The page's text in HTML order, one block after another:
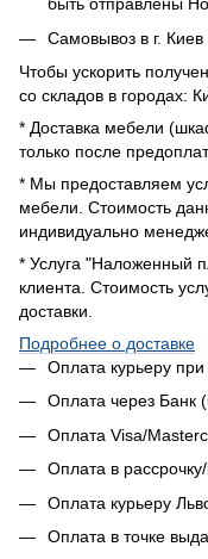
Самовывоз в г. Киев
Чтобы ускорить
со складов в городах:
* Доставка мебели
только после
* Мы предоставляем
мебели. Стоимость
индивидуально
* Услуга "Наложенный
клиента. Стоимость
доставки.
Подробнее о доставке
Оплата курьеру
Оплата через Банк
Оплата Visa/
Оплата в
Оплата курьеру
Оплата в точке